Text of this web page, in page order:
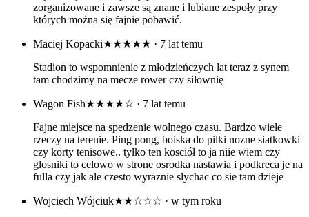
zorganizowane i zawsze są znane i lubiane zespoły przy
których można się fajnie pobawić.
Maciej Kopacki★★★★★ · 7 lat temu
Stadion to wspomnienie z młodzieńczych lat teraz z synem
tam chodzimy na mecze rower czy siłownię
Wagon Fish★★★★☆ · 7 lat temu
Fajne miejsce na spedzenie wolnego czasu. Bardzo wiele
rzeczy na terenie. Ping pong, boiska do pilki nozne siatkowki
czy korty tenisowe.. tylko ten kosciół to ja niie wiem czy
glosniki to celowo w strone osrodka nastawia i podkreca je na
fulla czy jak ale czesto wyraznie slychac co sie tam dzieje
Wojciech Wójciuk★★☆☆☆ · w tym roku